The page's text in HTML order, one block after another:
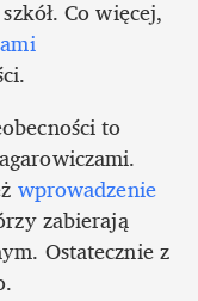
to
wprowadzenie
zabierają
Ostatecznie z